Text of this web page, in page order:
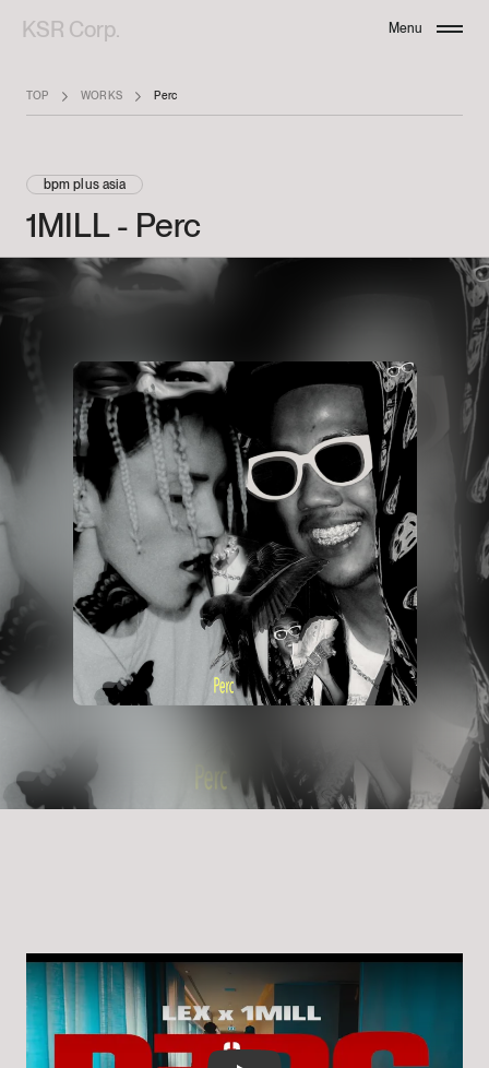
KSR Corp. Menu
TOP WORKS Perc
bpm plus asia
1MILL- Perc